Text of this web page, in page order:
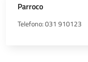
Parroco
Telefono: 031 910123